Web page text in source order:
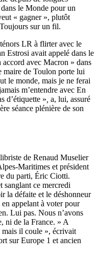
le Monde pour un
« gagner », plutôt
sur un fil.
LR à flirter avec le
Estrosi avait appelé dans le
avec Macron » dans
maire de Toulon porte lui
le monde, mais je ne ferai
m’entendre avec En
d’étiquette » a, lui, assuré
séance plénière de son
de Renaud Muselier
Maritimes et président
du parti, Éric Ciotti.
sanglant ce mercredi
la défaite et le déshonneur
appelant à voter pour
Lui pas. Nous n’avons
ni de la France. » A
il coule », écrivait
sur Europe 1 et ancien